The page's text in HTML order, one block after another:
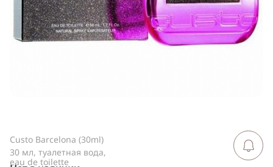
Viber
ВКонтакте
Custo Barcelona (30ml)
30 мл, туалетная вода,
eau de toilette
Сообщить